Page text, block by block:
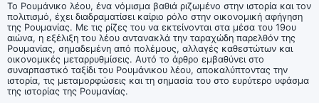
Το Ρουμάνικο λέου, ένα νόμισμα βαθιά ριζωμένο στην ιστορία και τον
πολιτισμό, έχει διαδραματίσει καίριο ρόλο στην οικονομική αφήγηση
της Ρουμανίας. Με τις ρίζες του να εκτείνονται στα μέσα του 19ου
αιώνα, η εξέλιξη του λέου αντανακλά την ταραχώδη παρελθόν της
Ρουμανίας, σημαδεμένη από πολέμους, αλλαγές καθεστώτων και
οικονομικές μεταρρυθμίσεις. Αυτό το άρθρο εμβαθύνει στο
συναρπαστικό ταξίδι του Ρουμάνικου λέου, αποκαλύπτοντας την
ιστορία, τις μεταμορφώσεις και τη σημασία του στο ευρύτερο υφάσμα
της ιστορίας της Ρουμανίας.